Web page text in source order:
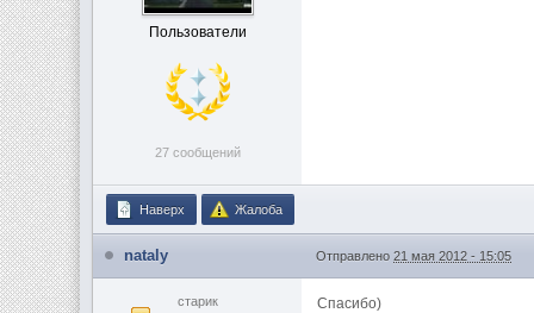
Пользователи
27 сообщений
Наверх Жалоба
nataly Отправлено21 мая 2012 - 15:05
старик Спасибо)